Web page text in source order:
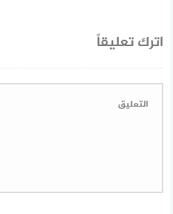
اترك تعليقاً